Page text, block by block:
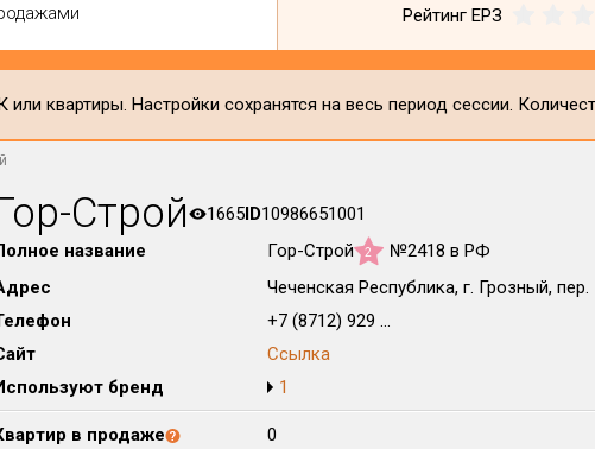
Рейтинг ЕРЗ
квартиры. Настройки сохранятся на весь период сессии.
Строй 1665ID10986651001
название
Гор-Строй 2
№2418 в РФ
Чеченская Республика, г. Грозный,
+7 (8712) 929 ...
Ссылка
бренд
1
в продаже 0